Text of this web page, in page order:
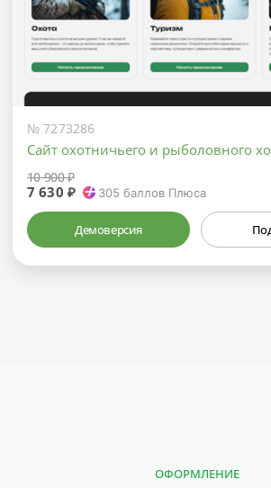
№ 7273286
Сайт охотничьего и рыболовного
10 900 ₽
7 630 ₽ 305 баллов Плюса
Демоверсия
ОФОРМЛЕНИЕ